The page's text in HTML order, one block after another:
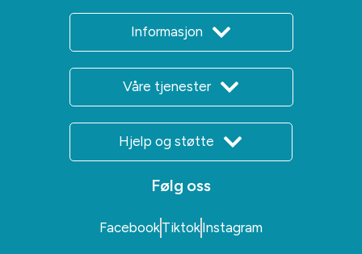
Informasjon
Våre tjenester
Hjelp og støtte
Følg oss
FacebookTiktokInstagram